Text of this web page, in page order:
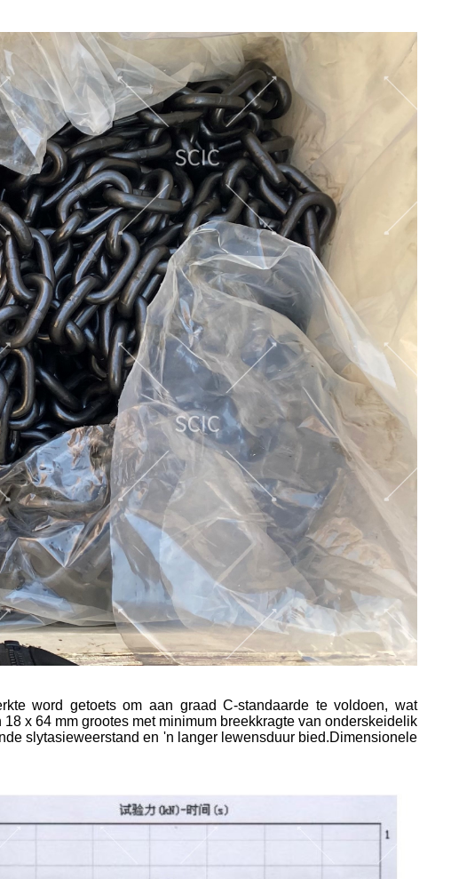
word getoets om aan graad C-standaarde te voldoen, wat
x 64 mm grootes met minimum breekkragte van onderskeidelik
slytasieweerstand en 'n langer lewensduur bied.Dimensionele